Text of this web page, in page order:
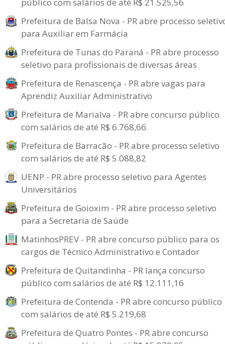
Prefeitura de Balsa Nova - PR abre processo
para Auxiliar em Farmácia
Prefeitura de Tunas do Paraná - PR abre processo
seletivo para profissionais de diversas áreas
Prefeitura de Renascença - PR abre vagas para
Aprendiz Auxiliar Administrativo
Prefeitura de Marialva - PR abre concurso público
com salários de até R$ 6.768,66
Prefeitura de Barracão - PR abre processo seletivo
com salários de até R$ 5.088,82
UENP - PR abre processo seletivo para Agentes
Universitários
Prefeitura de Goioxim - PR abre processo seletivo
para a Secretaria de Saúde
MatinhosPREV - PR abre concurso público para os
cargos de Técnico Administrativo e Contador
Prefeitura de Quitandinha - PR lança concurso
público com salários de até R$ 12.111,16
Prefeitura de Contenda - PR abre concurso público
com salários de até R$ 5.219,68
Prefeitura de Quatro Pontes - PR abre concurso